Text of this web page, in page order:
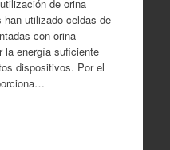
de orina
han utilizado celdas de
con orina
la energía suficiente
dispositivos. Por el